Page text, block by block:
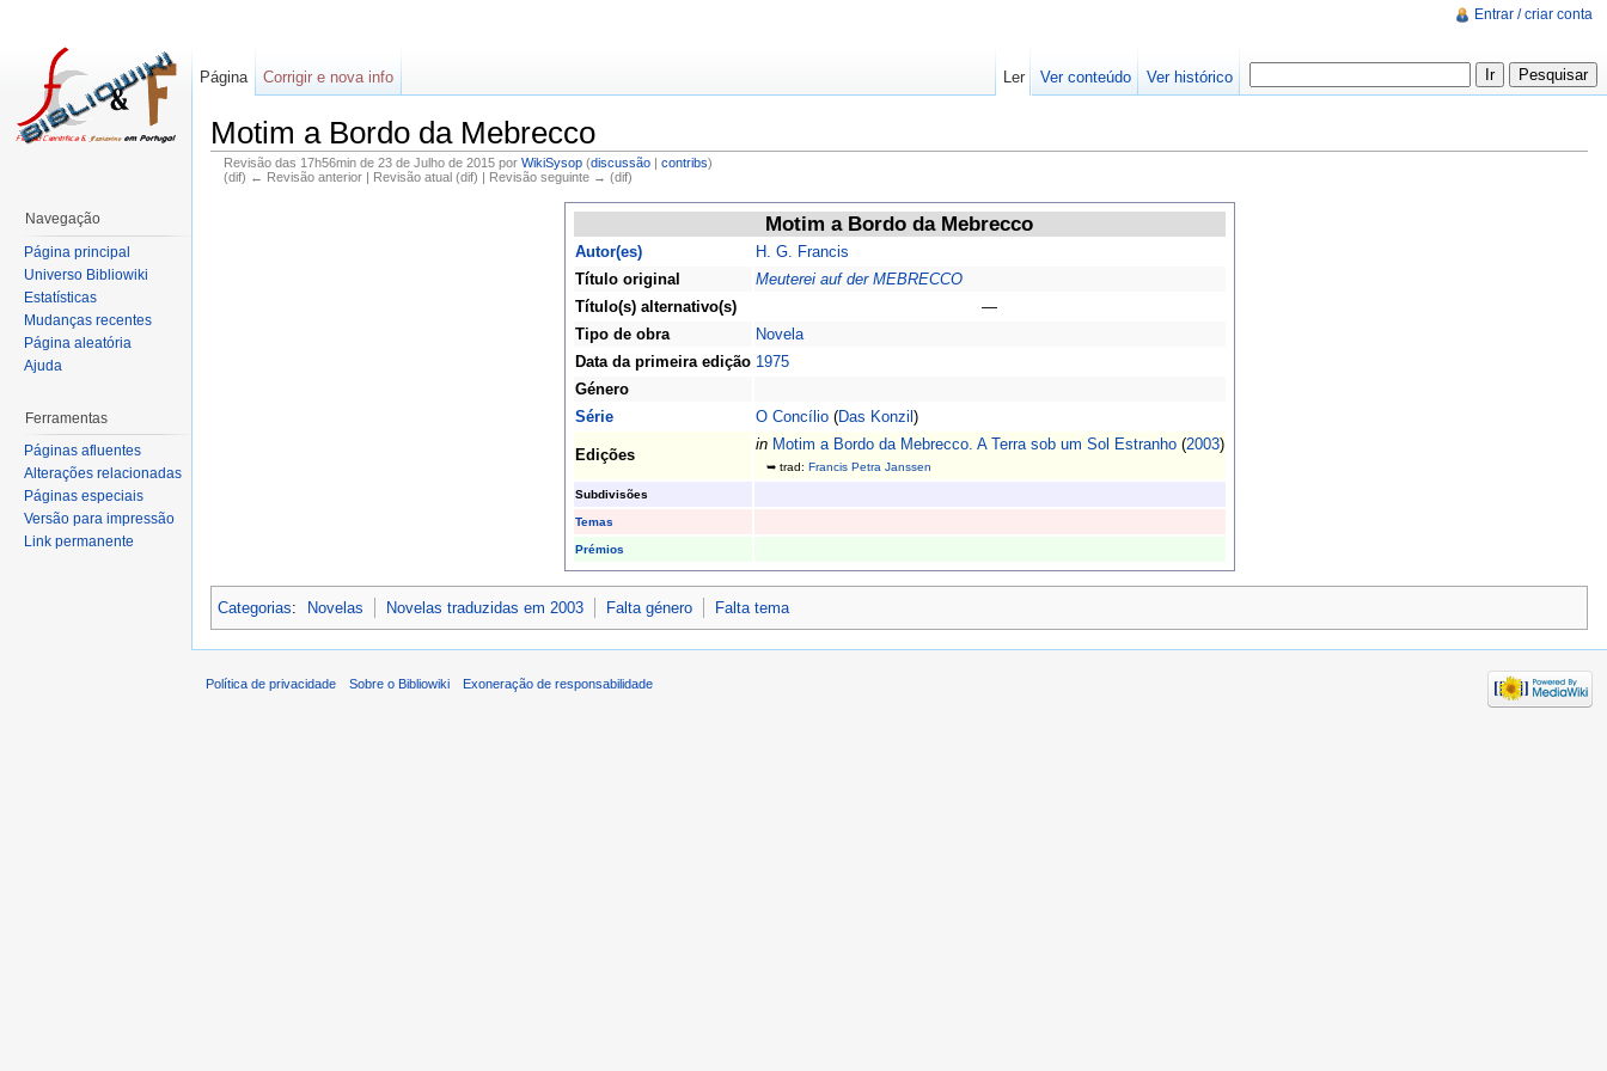
Motim a Bordo da Mebrecco
Revisão das 17h56min de 23 de Julho de 2015 por WikiSysop (discussão| contribs)
(dif) ← Revisão anterior | Revisão atual (dif) | Revisão seguinte → (dif)
Motim a Bordo da Mebrecco
Autor(es)
H. G. Francis
Título original
Meuterei auf der MEBRECCO
Título(s) alternativo(s)
—
Tipo de obra
Novela
Data da primeira edição 1975
Género
Série
O Concílio(Das Konzil)
Edições
in Motim a Bordo da Mebrecco. A Terra sob um Sol Estranho(2003)
➥ trad: Francis Petra Janssen
Subdivisões
Temas
Prémios
Categorias: Novelas Novelas traduzidas em 2003 Falta género Falta tema
Entrar / criar conta
Página Corrigir e nova info Ler Ver conteúdo Ver histórico
Navegação
Página principal
Universo Bibliowiki
Estatísticas
Mudanças recentes
Página aleatória
Ajuda
Ferramentas
Páginas afluentes
Alterações relacionadas
Páginas especiais
Versão para impressão
Link permanente
Política de privacidade Sobre o Bibliowiki Exoneração de responsabilidade